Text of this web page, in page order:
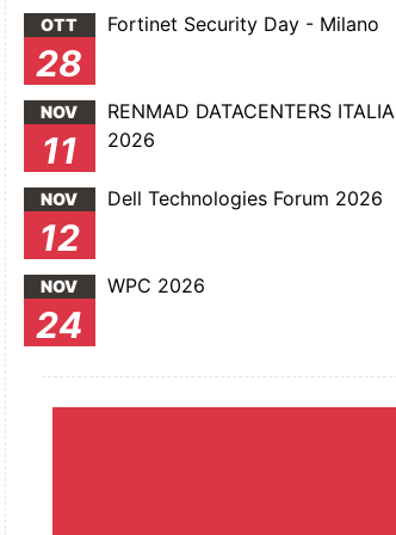
OTT
28
Fortinet Security Day - Milano
NOV
11
RENMAD DATACENTERS ITALIA
2026
NOV
12
Dell Technologies Forum 2026
NOV
24
WPC 2026